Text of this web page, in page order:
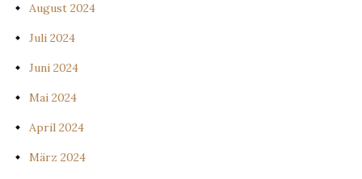
August 2024
Juli 2024
Juni 2024
Mai 2024
April 2024
März 2024